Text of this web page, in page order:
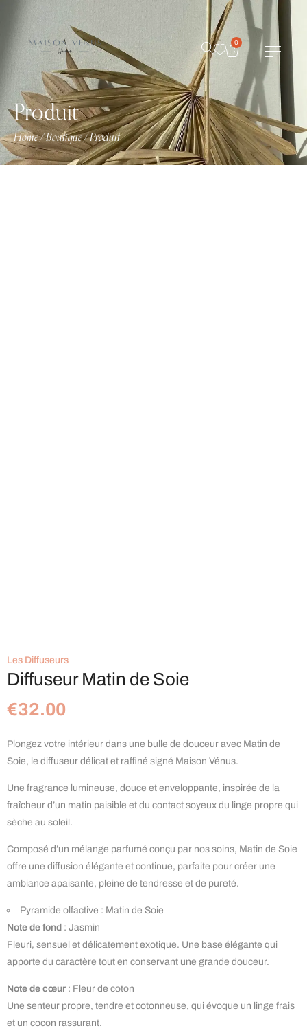
0
Produit
Home/Boutique/Produit
Les Diffuseurs
Diffuseur Matin de Soie
€32.00
Plongez votre intérieur dans une bulle de douceur avec Matin de
Soie, le diffuseur délicat et raffiné signé Maison Vénus.
Une fragrance lumineuse, douce et enveloppante, inspirée de la
fraîcheur d’un matin paisible et du contact soyeux du linge propre qui
sèche au soleil.
Composé d’un mélange parfumé conçu par nos soins, Matin de Soie
offre une diffusion élégante et continue, parfaite pour créer une
ambiance apaisante, pleine de tendresse et de pureté.
Pyramide olfactive : Matin de Soie
Note de fond : Jasmin
Fleuri, sensuel et délicatement exotique. Une base élégante qui
apporte du caractère tout en conservant une grande douceur.
Note de cœur : Fleur de coton
Une senteur propre, tendre et cotonneuse, qui évoque un linge frais
et un cocon rassurant.